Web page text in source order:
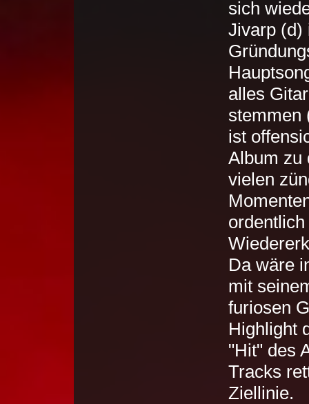
sich
Jivarp (d)
alles
stemmen
ist
Album zu
vielen
Da wäre
mit
furiosen
Highlight
"Hit" des
Tracks
Ziellinie.